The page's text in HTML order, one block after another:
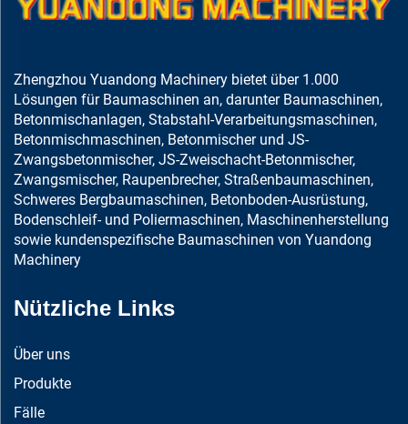
Zhengzhou Yuandong Machinery bietet über 1.000
Lösungen für Baumaschinen an, darunter Baumaschinen,
Betonmischanlagen, Stabstahl-Verarbeitungsmaschinen,
Betonmischmaschinen, Betonmischer und JS-
Zwangsbetonmischer, JS-Zweischacht-Betonmischer,
Zwangsmischer, Raupenbrecher, Straßenbaumaschinen,
Schweres Bergbaumaschinen, Betonboden-Ausrüstung,
Bodenschleif- und Poliermaschinen, Maschinenherstellung
sowie kundenspezifische Baumaschinen von Yuandong
Machinery
Nützliche Links
Über uns
Produkte
Fälle